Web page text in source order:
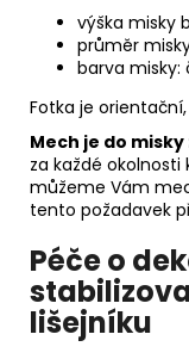
výška misky
průměr
barva misky:
Fotka je
Mech je do
za každé okolnosti
můžeme Vám
tento požadavek
Péče o
lišejníku